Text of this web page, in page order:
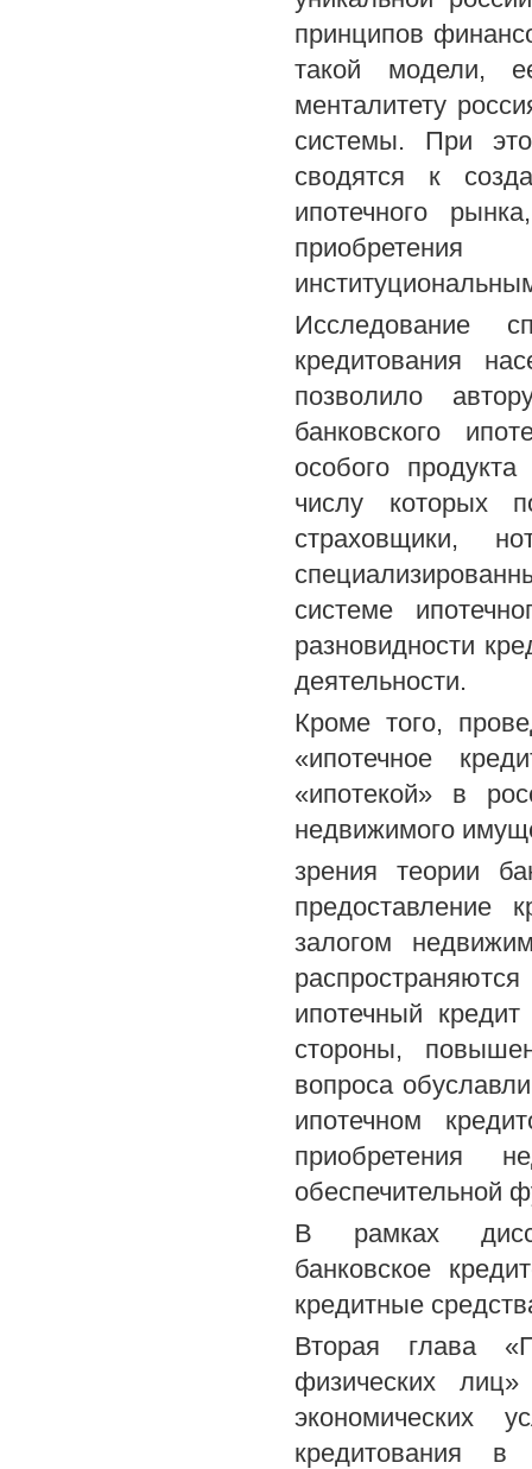
принципов
такой модели,
менталитету
системы. При
сводятся к
ипотечного
Исследование
кредитования
позволило
банковского
особого
числу которых
страховщики,
системе
разновидности
деятельности.
Кроме того,
«ипотечное
«ипотекой» в
недвижимого
зрения теории
предоставление
залогом
ипотечный
стороны,
вопроса
ипотечном
приобретения
обеспечительной
В рамках
банковское
кредитные
Вторая глава
физических
экономических
кредитования